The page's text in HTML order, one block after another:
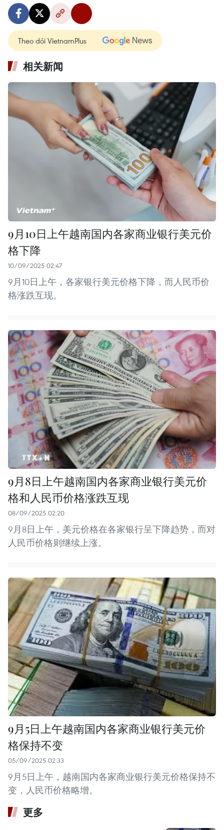
Theo dõi VietnamPlus
相关新闻
9月10日上午越南国内各家商业银行美元价
格下降
10/09/2025 02:47
9月10日上午，各家银行美元价格下降，而人民币价
格涨跌互现。
9月8日上午越南国内各家商业银行美元价
格和人民币价格涨跌互现
08/09/2025 02:20
9月8日上午，美元价格在各家银行呈下降趋势，而对
人民币价格则继续上涨。
9月5日上午越南国内各家商业银行美元价
格保持不变
05/09/2025 02:33
9月5日上午，越南国内各家商业银行美元价格保持不
变，人民币价格略增。
更多